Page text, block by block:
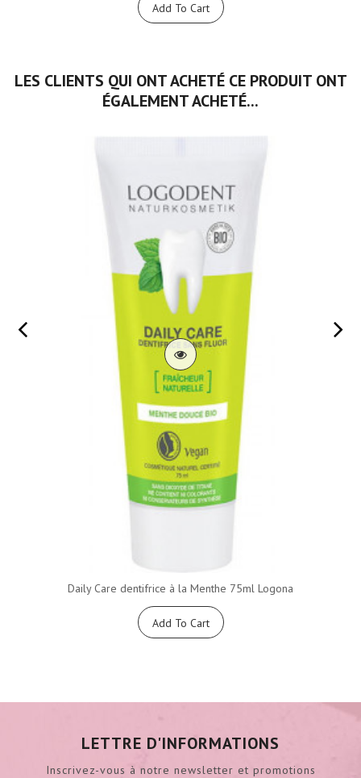
Add To Cart
LES CLIENTS QUI ONT ACHETÉ CE PRODUIT ONT
ÉGALEMENT ACHETÉ...
Daily Care dentifrice à la Menthe 75ml Logona
Add To Cart
LETTRE D'INFORMATIONS
Inscrivez-vous à notre newsletter et promotions